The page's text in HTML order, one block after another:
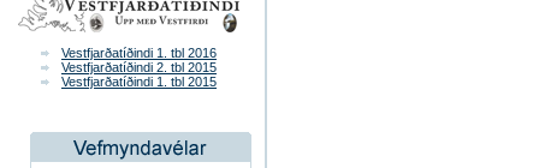
Vestfjarðatíðindi 1. tbl 2016
Vestfjarðatíðindi 2. tbl 2015
Vestfjarðatíðindi 1. tbl 2015